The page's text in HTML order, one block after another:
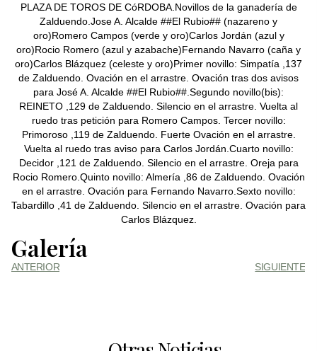
PLAZA DE TOROS DE CóRDOBA.Novillos de la ganadería de
Zalduendo.Jose A. Alcalde ##El Rubio## (nazareno y
oro)Romero Campos (verde y oro)Carlos Jordán (azul y
oro)Rocio Romero (azul y azabache)Fernando Navarro (caña y
oro)Carlos Blázquez (celeste y oro)Primer novillo: Simpatía ,137
de Zalduendo. Ovación en el arrastre. Ovación tras dos avisos
para José A. Alcalde ##El Rubio##.Segundo novillo(bis):
REINETO ,129 de Zalduendo. Silencio en el arrastre. Vuelta al
ruedo tras petición para Romero Campos. Tercer novillo:
Primoroso ,119 de Zalduendo. Fuerte Ovación en el arrastre.
Vuelta al ruedo tras aviso para Carlos Jordán.Cuarto novillo:
Decidor ,121 de Zalduendo. Silencio en el arrastre. Oreja para
Rocio Romero.Quinto novillo: Almería ,86 de Zalduendo. Ovación
en el arrastre. Ovación para Fernando Navarro.Sexto novillo:
Tabardillo ,41 de Zalduendo. Silencio en el arrastre. Ovación para
Carlos Blázquez.
Galería
ANTERIOR SIGUIENTE